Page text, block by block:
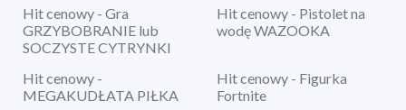
Hit cenowy - Gra
GRZYBOBRANIE lub
SOCZYSTE CYTRYNKI
Hit cenowy - Pistolet na
wodę WAZOOKA
Hit cenowy -
MEGAKUDŁATA PIŁKA
Hit cenowy - Figurka
Fortnite